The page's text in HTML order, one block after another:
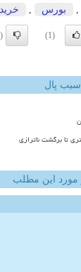
بورس خرید
(1)
(0)
پال
مورد این مطلب